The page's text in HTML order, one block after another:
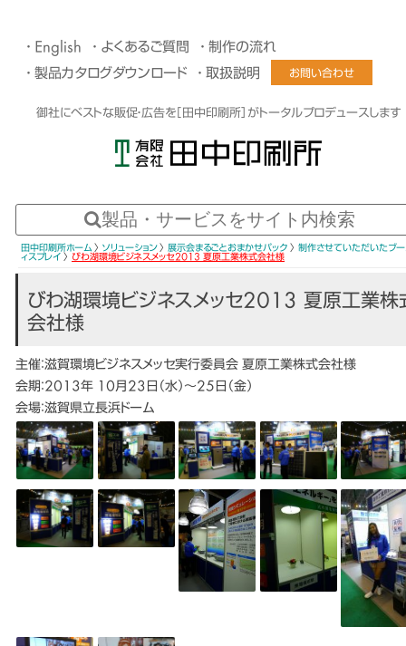
English よくあるご質問
制作の流れ
製品カタログダウンロード
取扱説明 お問い合わせ
御社にベストな販促・広告を［田中印刷所］がトータルプロデュースします
田中印刷所ホーム〉 ソリューション〉 展示会まるごとおまかせパック 〉 制作させていただいたブー
ィスプレイ
〉 びわ湖環境ビジネスメッセ2013 夏原工業株式会社様
びわ湖環境ビジネスメッセ2013 夏原工業株
会社様
主催：滋賀環境ビジネスメッセ実行委員会 夏原工業株式会社様
会期：2013年 10月23日（水）〜25日（金）
会場：滋賀県立長浜ドーム